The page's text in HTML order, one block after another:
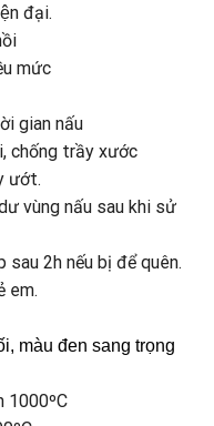
đại.
mức
gian nấu
chống trầy xước
ướt.
vùng nấu sau khi sử
2h nếu bị để quên.
em.
màu đen sang trọng
1000ºC